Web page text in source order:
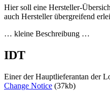
Hier soll eine Hersteller-
auch Hersteller übergreifend
… kleine Beschreibung …
IDT
Einer der Hauptlieferantan der
Change Notice (37kb)